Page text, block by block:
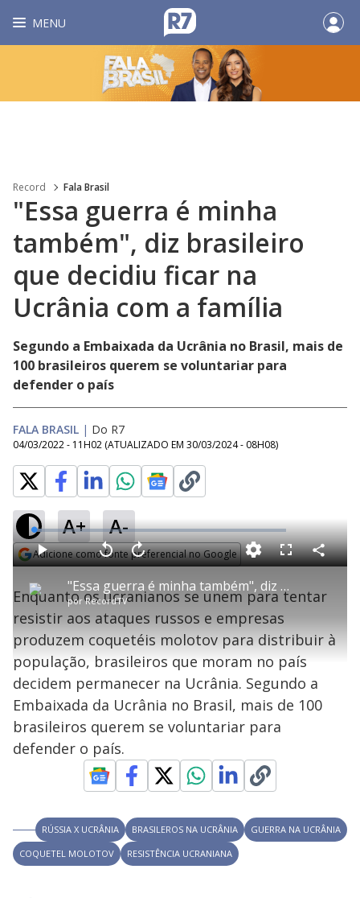
MENU
Record Fala Brasil
"Essa guerra é minha
também", diz brasileiro
que decidiu ficar na
Ucrânia com a família
Segundo a Embaixada da Ucrânia no Brasil, mais de
100 brasileiros querem se voluntariar para
defender o país
FALA BRASIL | Do R7
04/03/2022 - 11H02 (ATUALIZADO EM 30/03/2024 - 08H08)
A+ A-
Adicione como fonte preferencial no Google
P
l
a
y
V
i
d
"Essa guerra é minha também", diz brasileiro que decidiu ficar na Ucrânia com a família
porRecordTV
P V
t
a
r
0
e
g
u
n
d
s
A
n
ç
a
1
s
e
u
n
o
s
M
L
o
a
d
e
:
3
.
1
0
%
F
l
s
c
n
C
o
a
r
a
Enquanto os ucranianos se unem para tentar
resistir aos ataques russos e empresas
produzem coquetéis molotov para distribuir à
população, brasileiros que moram no país
decidem permanecer na Ucrânia. Segundo a
Embaixada da Ucrânia no Brasil, mais de 100
brasileiros querem se voluntariar para
defender o país.
RÚSSIA X UCRÂNIA BRASILEROS NA UCRÂNIA
GUERRA NA UCRÂNIA
COQUETEL MOLOTOV
RESISTÊNCIA UCRANIANA